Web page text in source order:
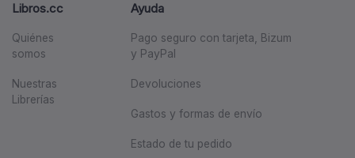
Libros.cc
Quiénes
somos
Nuestras
Librerías
Ayuda
Pago seguro con tarjeta, Bizum
y PayPal
Devoluciones
Gastos y formas de envío
Estado de tu pedido